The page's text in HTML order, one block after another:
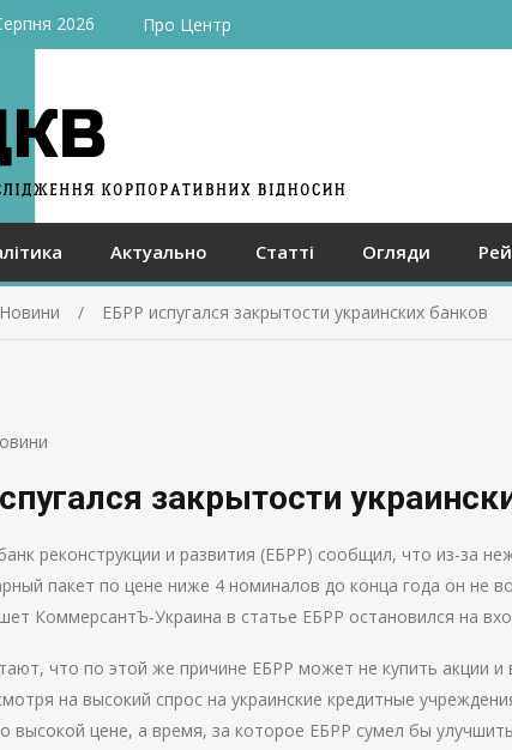
2026 Про Центр
Актуально Статті Огляди
Новини ЕБРР испугался закрытости украинских банков
закрытости
реконструкции и развития (ЕБРР) сообщил, что из-за
пакет по цене ниже 4 номиналов до конца года он не
КоммерсантЪ-Украина в статье ЕБРР остановился на
что по этой же причине ЕБРР может не купить акции
на высокий спрос на украинские кредитные
высокой цене, а время, за которое ЕБРР сумел бы